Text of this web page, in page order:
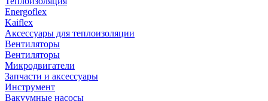
Energoflex
Kaiflex
Аксессуары для теплоизоляции
Вентиляторы
Вентиляторы
Микродвигатели
Запчасти и аксессуары
Инструмент
Вакуумные насосы